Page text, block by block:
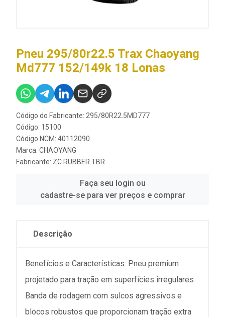
Pneu 295/80r22.5 Trax Chaoyang
Md777 152/149k 18 Lonas
Código do Fabricante: 295/80R22.5MD777
Código: 15100
Código NCM: 40112090
Marca: CHAOYANG
Fabricante: ZC RUBBER TBR
Faça seu login ou
cadastre-se para ver preços e comprar
Descrição
Benefícios e Características: Pneu premium
projetado para tração em superfícies irregulares
Banda de rodagem com sulcos agressivos e
blocos robustos que proporcionam tração extra